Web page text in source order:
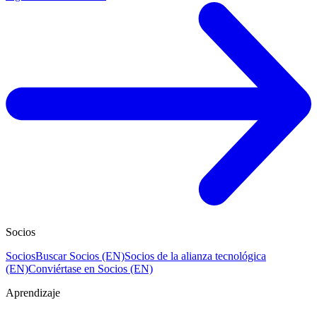
Socios
SociosBuscar Socios (EN)Socios de la alianza tecnológica
(EN)Conviértase en Socios (EN)
Aprendizaje